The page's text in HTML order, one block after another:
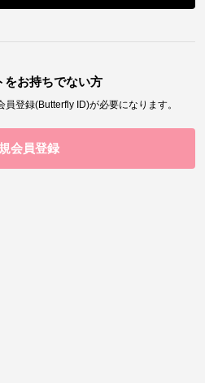
をお持ちでない方
員登録(Butterfly ID)が必要になります。
会員登録